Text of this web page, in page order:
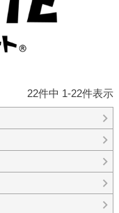
22件中 1-22件表示